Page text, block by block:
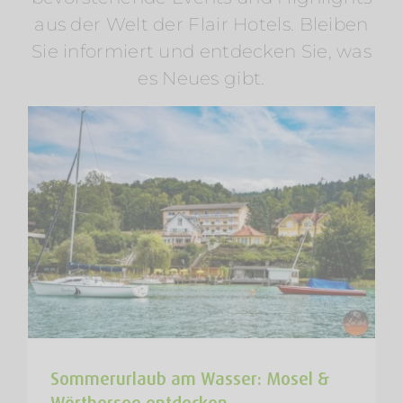
aus der Welt der Flair Hotels. Bleiben
Sie informiert und entdecken Sie, was
es Neues gibt.
Am Rosenhügel Am Wasser
Am Wörthersee
Österreich
Radfahren Regionen Wellness
Sommerurlaub am Wasser: Mosel &